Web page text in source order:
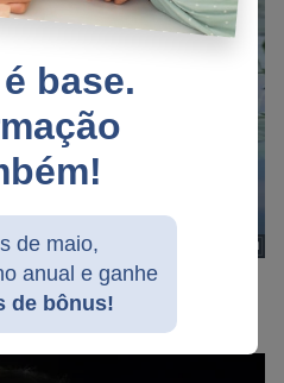
é base.
de maio,
anual e ganhe
de bônus!